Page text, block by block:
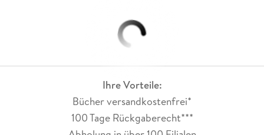
Ihre Vorteile:
Bücher versandkostenfrei*
100 Tage Rückgaberecht***